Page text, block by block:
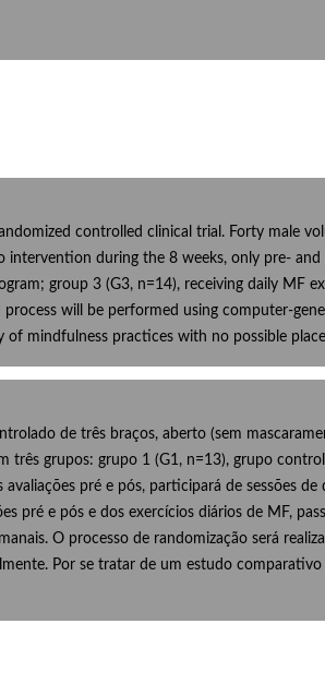
controlled clinical trial. Forty
intervention during the 8 weeks, only pre-
group 3 (G3, n=14), receiving daily MF
will be performed using computer-
of mindfulness practices with no possible
de três braços, aberto (sem
três grupos: grupo 1 (G1, n=13), grupo
pré e pós, participará de sessões
pré e pós e dos exercícios diários de MF,
O processo de randomização será
Por se tratar de um estudo